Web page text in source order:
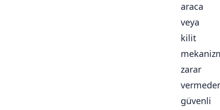
araca
veya
kilit
zarar
güvenli